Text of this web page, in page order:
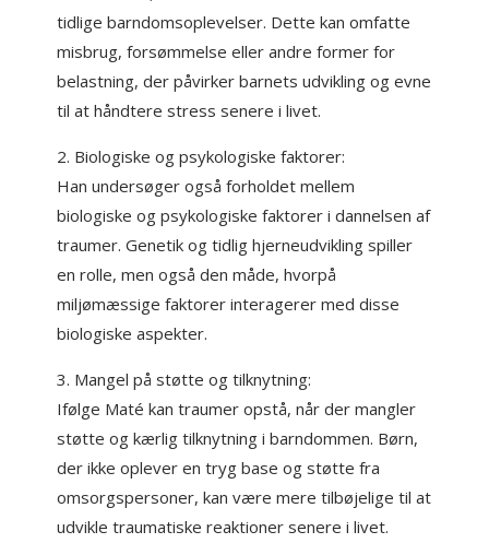
tidlige barndomsoplevelser. Dette kan omfatte
misbrug, forsømmelse eller andre former for
belastning, der påvirker barnets udvikling og evne
til at håndtere stress senere i livet.
2. Biologiske og psykologiske faktorer:
Han undersøger også forholdet mellem
biologiske og psykologiske faktorer i dannelsen af
traumer. Genetik og tidlig hjerneudvikling spiller
en rolle, men også den måde, hvorpå
miljømæssige faktorer interagerer med disse
biologiske aspekter.
3. Mangel på støtte og tilknytning:
Ifølge Maté kan traumer opstå, når der mangler
støtte og kærlig tilknytning i barndommen. Børn,
der ikke oplever en tryg base og støtte fra
omsorgspersoner, kan være mere tilbøjelige til at
udvikle traumatiske reaktioner senere i livet.